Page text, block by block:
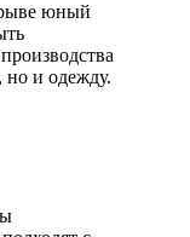
юный
но и одежду.